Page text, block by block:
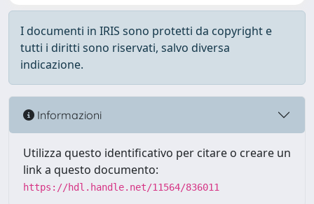
I documenti in IRIS sono protetti da copyright e
tutti i diritti sono riservati, salvo diversa
indicazione.
Informazioni
Utilizza questo identificativo per citare o creare un
link a questo documento:
https://hdl.handle.net/11564/836011